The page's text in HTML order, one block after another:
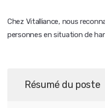
Chez Vitalliance, nous
personnes en situation de
Résumé du poste